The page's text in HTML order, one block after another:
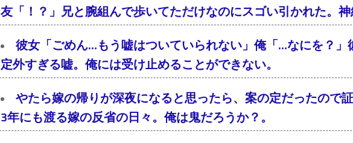
友「！？」兄と腕組んで歩いてただけなのにスゴい引かれた。神
彼女「ごめん…もう嘘はついていられない」俺「…なにを？
定外すぎる嘘。俺には受け止めることができない。
やたら嫁の帰りが深夜になると思ったら、案の定だったの
3年にも渡る嫁の反省の日々。俺は鬼だろうか？。